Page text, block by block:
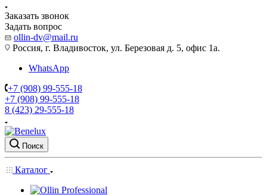
Заказать звонок
Задать вопрос
ollin-dv@mail.ru
Россия, г. Владивосток, ул. Березовая д. 5, офис 1а.
WhatsApp
+7 (908) 99-555-18
+7 (908) 99-555-18
8 (423) 29-555-18
Поиск
Каталог